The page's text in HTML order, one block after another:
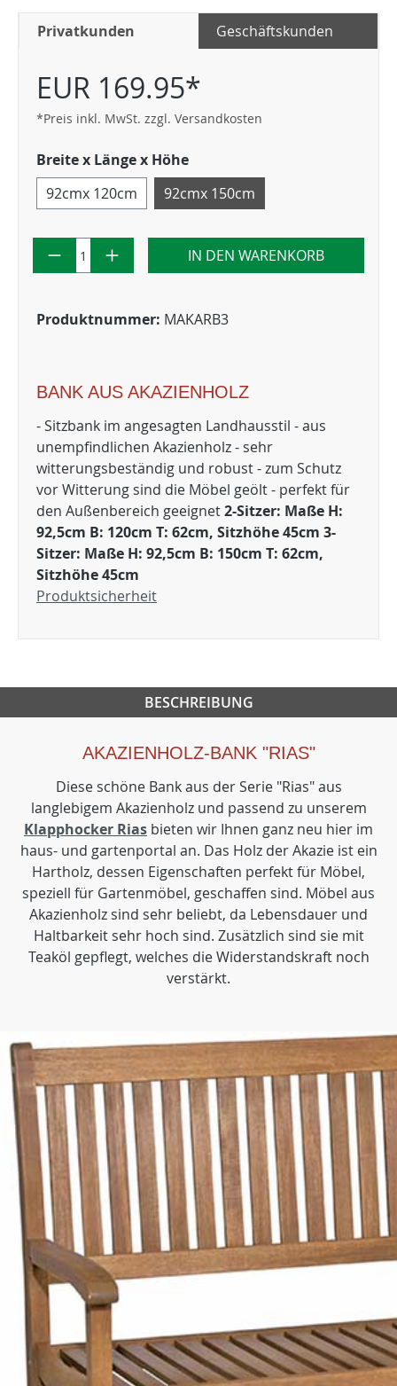
Privatkunden Geschäftskunden
EUR 169.95*
*Preis inkl. MwSt. zzgl. Versandkosten
Breite x Länge x Höhe
92cmx 120cm
92cmx 150cm
IN DEN WARENKORB
Produktnummer: MAKARB3
BANK AUS AKAZIENHOLZ
- Sitzbank im angesagten Landhausstil - aus
unempfindlichen Akazienholz - sehr
witterungsbeständig und robust - zum Schutz
vor Witterung sind die Möbel geölt - perfekt für
den Außenbereich geeignet2-Sitzer: Maße H:
92,5cm B: 120cm T: 62cm, Sitzhöhe 45cm 3-
Sitzer: Maße H: 92,5cm B: 150cm T: 62cm,
Sitzhöhe 45cm
Produktsicherheit
BESCHREIBUNG
AKAZIENHOLZ-BANK "RIAS"
Diese schöne Bank aus der Serie "Rias" aus
langlebigem Akazienholz und passend zu unserem
Klapphocker Rias bieten wir Ihnen ganz neu hier im
haus- und gartenportal an. Das Holz der Akazie ist ein
Hartholz, dessen Eigenschaften perfekt für Möbel,
speziell für Gartenmöbel, geschaffen sind. Möbel aus
Akazienholz sind sehr beliebt, da Lebensdauer und
Haltbarkeit sehr hoch sind. Zusätzlich sind sie mit
Teaköl gepflegt, welches die Widerstandskraft noch
verstärkt.